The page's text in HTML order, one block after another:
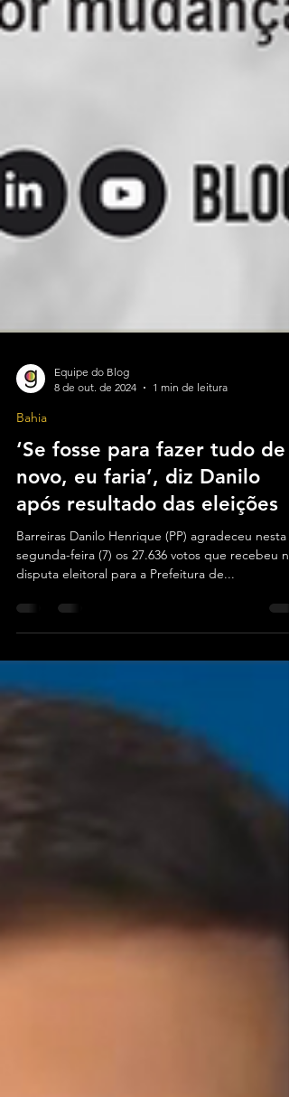
8 de out. de 2024
1 min de leitura
Bahia
‘Se fosse para fazer tudo de
novo, eu faria’, diz Danilo
após resultado das eleições
Barreiras Danilo Henrique (PP) agradeceu nesta
disputa eleitoral para a Prefeitura de...